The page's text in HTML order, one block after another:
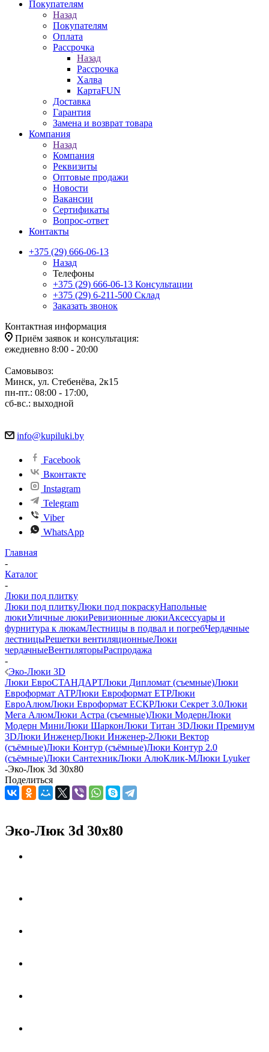
Покупателям
Назад
Покупателям
Оплата
Рассрочка
Назад
Рассрочка
Халва
КартаFUN
Доставка
Гарантия
Замена и возврат товара
Компания
Назад
Компания
Реквизиты
Оптовые продажи
Новости
Вакансии
Сертификаты
Вопрос-ответ
Контакты
+375 (29) 666-06-13
Назад
Телефоны
+375 (29) 666-06-13 Консультации
+375 (29) 6-211-500 Склад
Заказать звонок
Контактная информация
Приём заявок и консультация:
ежедневно 8:00 - 20:00
Самовывоз:
Минск, ул. Стебенёва, 2к15
пн-пт.: 08:00 - 17:00,
сб-вс.: выходной
info@kupiluki.by
Facebook
Вконтакте
Instagram
Telegram
Viber
WhatsApp
Главная
-
Каталог
-
Люки под плитку
Люки под плиткуЛюки под покраскуНапольные
люкиУличные люкиРевизионные люкиАксессуары и
фурнитура к люкамЛестницы в подвал и погребЧердачные
лестницыРешетки вентиляционныеЛюки
чердачныеВентиляторыРаспродажа
-
Эко-Люки 3D
Люки ЕвроСТАНДАРТЛюки Дипломат (съемные)Люки
Евроформат АТРЛюки Евроформат ЕТРЛюки
ЕвроАлюмЛюки Евроформат ЕСКРЛюки Секрет 3.0Люки
Мега АлюмЛюки Астра (съемные)Люки МодернЛюки
Модерн МиниЛюки ШарконЛюки Титан 3DЛюки Премиум
3DЛюки ИнженерЛюки Инженер-2Люки Вектор
(съёмные)Люки Контур (съёмные)Люки Контур 2.0
(съёмные)Люки СантехникЛюки АлюКлик-МЛюки Lyuker
-Эко-Люк 3d 30x80
Поделиться
Эко-Люк 3d 30x80